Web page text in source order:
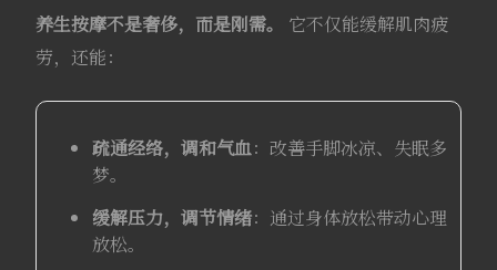
养生按摩不是奢侈，而是刚需。
它不仅能缓解肌肉疲
劳，还能：
疏通经络，调和气血：改善手脚冰凉、失眠多
梦。
缓解压力，调节情绪：通过身体放松带动心理
放松。